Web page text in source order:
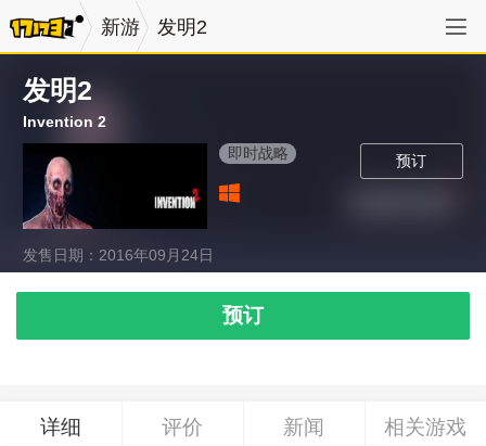
新游 发明2
发明2
Invention 2
预订
即时战略
发售日期：2016年09月24日
预订
详细 评价 新闻 相关游戏